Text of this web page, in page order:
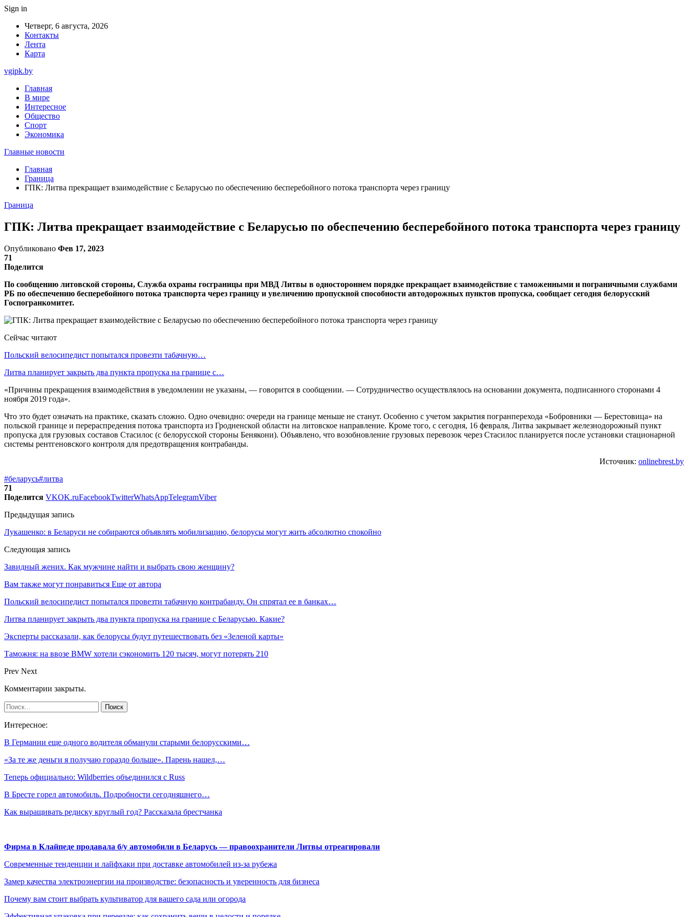
Sign in
Четверг, 6 августа, 2026
Контакты
Лента
Карта
vgipk.by
Главная
В мире
Интересное
Общество
Спорт
Экономика
Главные новости
Главная
Граница
ГПК: Литва прекращает взаимодействие с Беларусью по обеспечению бесперебойного потока транспорта через границу
Граница
ГПК: Литва прекращает взаимодействие с Беларусью по обеспечению бесперебойного потока транспорта через границу
Опубликовано Фев 17, 2023
71
Поделится
По сообщению литовской стороны, Служба охраны госграницы при МВД Литвы в одностороннем порядке прекращает взаимодействие с таможенными и пограничными службами
РБ по обеспечению бесперебойного потока транспорта через границу и увеличению пропускной способности автодорожных пунктов пропуска, сообщает сегодня белорусский
Госпогранкомитет.
Сейчас читают
Польский велосипедист попытался провезти табачную…
Литва планирует закрыть два пункта пропуска на границе с…
«Причины прекращения взаимодействия в уведомлении не указаны, — говорится в сообщении. — Сотрудничество осуществлялось на основании документа, подписанного сторонами 4
ноября 2019 года».
Что это будет означать на практике, сказать сложно. Одно очевидно: очереди на границе меньше не станут. Особенно с учетом закрытия погранперехода «Бобровники — Берестовица» на
польской границе и перераспредения потока транспорта из Гродненской области на литовское направление. Кроме того, с сегодня, 16 февраля, Литва закрывает железнодорожный пункт
пропуска для грузовых составов Стасилос (с белорусской стороны Бенякони). Объявлено, что возобновление грузовых перевозок через Стасилос планируется после установки стационарной
системы рентгеновского контроля для предотвращения контрабанды.
Источник: onlinebrest.by
#беларусь#литва
71
Поделится VKOK.ruFacebookTwitterWhatsAppTelegramViber
Предыдущая запись
Лукашенко: в Беларуси не собираются объявлять мобилизацию, белорусы могут жить абсолютно спокойно
Следующая запись
Завидный жених. Как мужчине найти и выбрать свою женщину?
Вам также могут понравиться Еще от автора
Польский велосипедист попытался провезти табачную контрабанду. Он спрятал ее в банках…
Литва планирует закрыть два пункта пропуска на границе с Беларусью. Какие?
Эксперты рассказали, как белорусы будут путешествовать без «Зеленой карты»
Таможня: на ввозе BMW хотели сэкономить 120 тысяч, могут потерять 210
Prev Next
Комментарии закрыты.
Интересное:
В Германии еще одного водителя обманули старыми белорусскими…
«За те же деньги я получаю гораздо больше». Парень нашел,…
Теперь официально: Wildberries объединился с Russ
В Бресте горел автомобиль. Подробности сегодняшнего…
Как выращивать редиску круглый год? Рассказала брестчанка
Фирма в Клайпеде продавала б/у автомобили в Беларусь — правоохранители Литвы отреагировали
Современные тенденции и лайфхаки при доставке автомобилей из-за рубежа
Замер качества электроэнергии на производстве: безопасность и уверенность для бизнеса
Почему вам стоит выбрать культиватор для вашего сада или огорода